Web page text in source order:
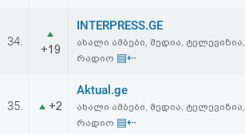
34.
+19
INTERPRESS.GE
ახალი ამბები, მედია, ტელევიზია,
რადიო ▤⇠
35. +2
Aktual.ge
ახალი ამბები, მედია, ტელევიზია,
რადიო ▤⇠